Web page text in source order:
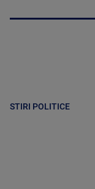
STIRI POLITICE